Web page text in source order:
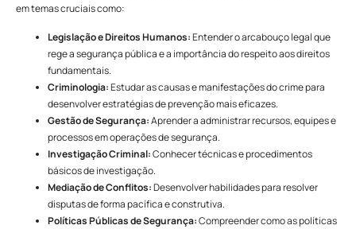
em temas cruciais como:
Legislação e Direitos Humanos:Entender o arcabouço legal que
rege a segurança pública e a importância do respeito aos direitos
fundamentais.
Criminologia:Estudar as causas e manifestações do crime para
desenvolver estratégias de prevenção mais eficazes.
Gestão de Segurança:Aprender a administrar recursos, equipes e
processos em operações de segurança.
Investigação Criminal:Conhecer técnicas e procedimentos
básicos de investigação.
Mediação de Conflitos:Desenvolver habilidades para resolver
disputas de forma pacífica e construtiva.
Políticas Públicas de Segurança:Compreender como as políticas